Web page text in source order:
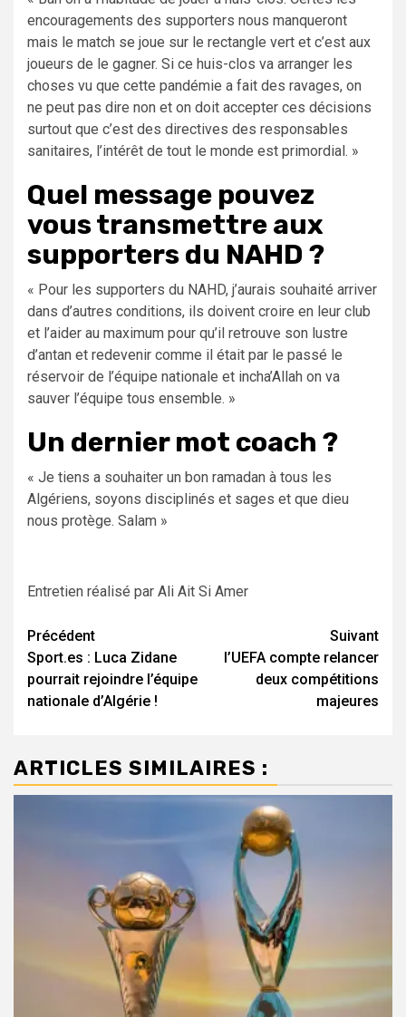
encouragements des supporters nous manqueront
mais le match se joue sur le rectangle vert et c’est aux
joueurs de le gagner. Si ce huis-clos va arranger les
choses vu que cette pandémie a fait des ravages, on
ne peut pas dire non et on doit accepter ces décisions
surtout que c’est des directives des responsables
sanitaires, l’intérêt de tout le monde est primordial. »
Quel message pouvez
vous transmettre aux
supporters du NAHD ?
« Pour les supporters du NAHD, j’aurais souhaité arriver
dans d’autres conditions, ils doivent croire en leur club
et l’aider au maximum pour qu’il retrouve son lustre
d’antan et redevenir comme il était par le passé le
réservoir de l’équipe nationale et incha’Allah on va
sauver l’équipe tous ensemble. »
Un dernier mot coach ?
« Je tiens a souhaiter un bon ramadan à tous les
Algériens, soyons disciplinés et sages et que dieu
nous protège. Salam »
Entretien réalisé par Ali Ait Si Amer
Navigation
d’article
Précédent
Sport.es : Luca Zidane
pourrait rejoindre l’équipe
nationale d’Algérie !
Suivant
l’UEFA compte relancer
deux compétitions
majeures
ARTICLES SIMILAIRES :